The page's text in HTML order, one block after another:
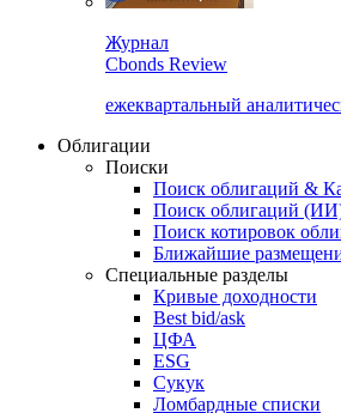
Журнал
Cbonds Review
ежеквартальный
Облигации
Поиски
Поиск облигаций &
Поиск облигаций
Поиск котировок
Ближайшие
Специальные разделы
Кривые доходности
Best bid/ask
ЦФА
ESG
Сукук
Ломбардные списки